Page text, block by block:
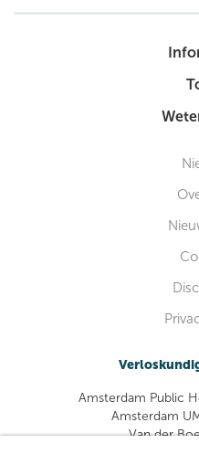
Amsterdam Public
Amsterdam
Van der